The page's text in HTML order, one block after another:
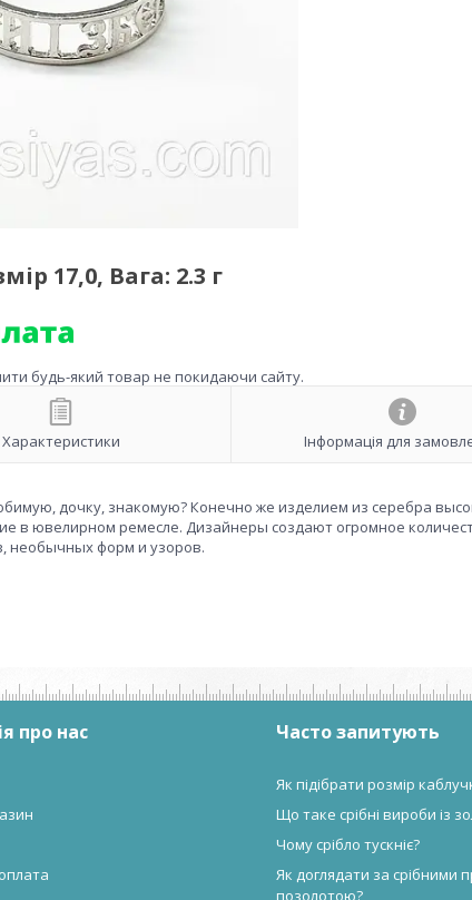
17,0, Вага: 2.3 г
будь-який товар не покидаючи сайту.
Характеристики Інформація для
дочку, знакомую? Конечно же изделием из серебра
в ювелирном ремесле. Дизайнеры создают огромное
необычных форм и узоров.
про нас Часто запитують
Як підібрати розмір
Що таке срібні вироби із
Чому срібло тускніє?
Як доглядати за срібними
позолотою?